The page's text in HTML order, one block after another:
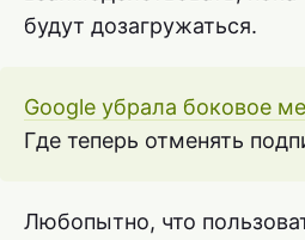
будут дозагружаться.
Google убрала боковое
Где теперь отменять
Любопытно, что